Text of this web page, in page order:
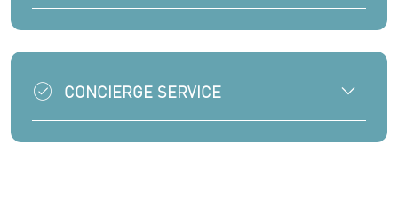
CONCIERGE SERVICE